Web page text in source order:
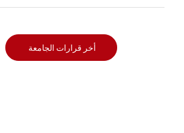
أخر قرارات الجامعة